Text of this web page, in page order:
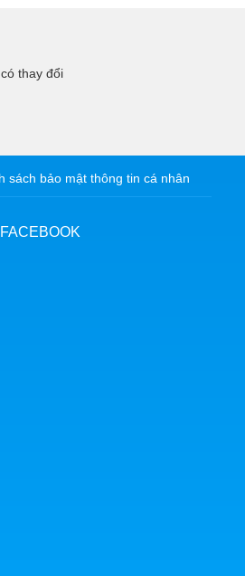
thay đổi
sách bảo mật thông tin cá nhân